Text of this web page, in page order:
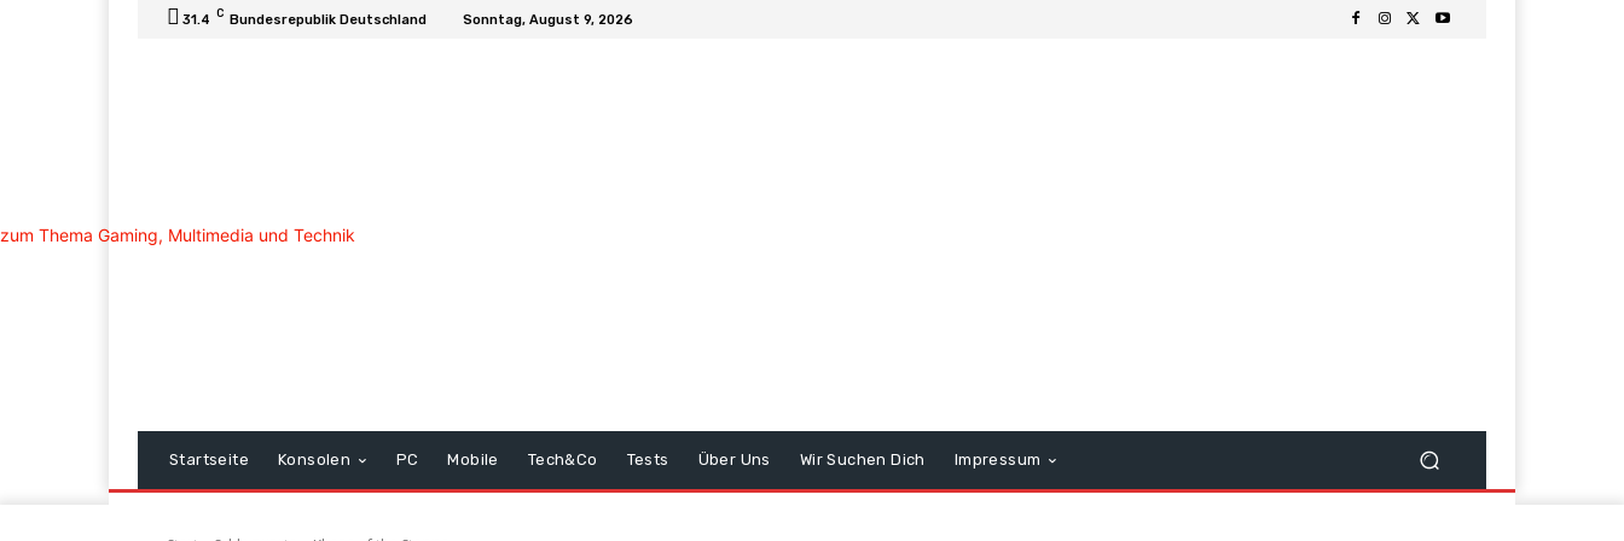
31.4 C Bundesrepublik Deutschland Sonntag, August 9, 2026
Startseite Konsolen PC Mobile Tech&Co Tests Über Uns Wir Suchen Dich Impressum